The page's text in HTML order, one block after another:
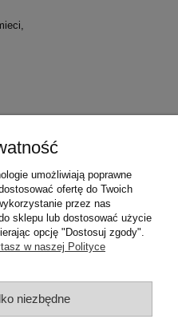
EN 14126
zgodnie z normą EN
jonizującym.
dostawa
umożliwiają poprawne
ofertę do Twoich
przez nas
sklepu lub dostosować użycie
opcję "Dostosuj zgody".
w naszej Polityce
niezbędne